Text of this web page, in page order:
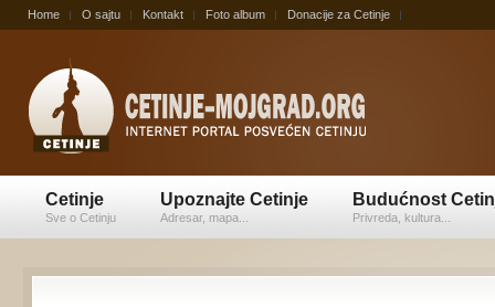
Home O sajtu Kontakt Foto album Donacije za Cetinje
Cetinje
Sve o Cetinju
Upoznajte Cetinje
Adresar, mapa...
Budućnost
Privreda, kultura...